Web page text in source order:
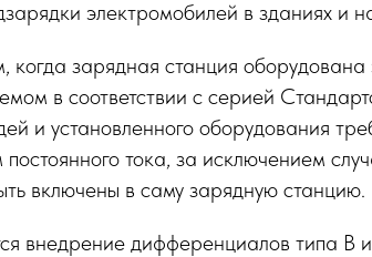
электромобилей в зданиях и
когда зарядная станция оборудована
в соответствии с серией
и установленного оборудования
тока, за исключением
включены в саму зарядную станцию.
внедрение дифференциалов типа B